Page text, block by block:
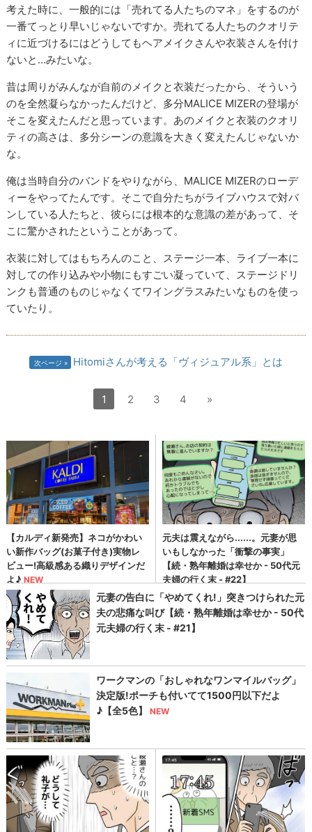
考えた時に、一般的には「売れてる人たちのマネ」をするのが
一番てっとり早いじゃないですか。売れてる人たちのクオリテ
ィに近づけるにはどうしてもヘアメイクさんや衣装さんを付け
ないと…みたいな。
昔は周りがみんなが自前のメイクと衣装だったから、そういう
のを全然凝らなかったんだけど、多分MALICE MIZERの登場が
そこを変えたんだと思っています。あのメイクと衣装のクオリ
ティの高さは、多分シーンの意識を大きく変えたんじゃないか
な。
俺は当時自分のバンドをやりながら、MALICE MIZERのローデ
ィーをやってたんです。そこで自分たちがライブハウスで対バ
ンしている人たちと、彼らには根本的な意識の差があって、そ
こに驚かされたということがあって。
衣装に対してはもちろんのこと、ステージ一本、ライブ一本に
対しての作り込みや小物にもすごい凝っていて、ステージドリ
ンクも普通のものじゃなくてワイングラスみたいなものを使っ
ていたり。
次ページ Hitomiさんが考える「ヴィジュアル系」とは
1 2 3 4 »